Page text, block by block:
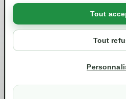
Tout
Tout
Politique de confidentialité
Votre compte
info@green-tech-shop.com